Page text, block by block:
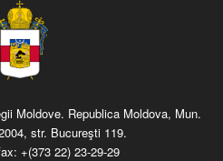
Moldove. Republica Moldova, Mun.
str. Bucureşti 119.
+(373 22) 23-29-29